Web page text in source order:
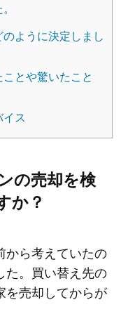
ように決定しまし
とや驚いたこと
ス
の売却を検
か？
から考えていたの
た。買い替え先の
を売却してからが